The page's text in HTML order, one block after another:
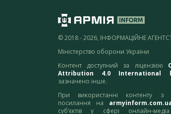
© 2018 - 2026, ІНФОРМАЦІЙНЕ
Міністерство оборони України
Контент доступний за ліцензією
Attribution 4.0 International
зазначено інше.
При використанні контенту з
посилання на
суб’єктів у сфері онлайн-